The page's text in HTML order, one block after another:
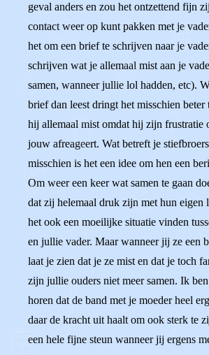
geval anders en zou het ontzettend fijn
contact weer op kunt pakken met je
het om een brief te schrijven naar je
schrijven wat je allemaal mist aan je
samen, wanneer jullie lol hadden, etc).
brief dan leest dringt het misschien
hij allemaal mist omdat hij zijn frustratie
jouw afreageert. Wat betreft je
misschien is het een idee om hen een
Om weer een keer wat samen te gaan
dat zij helemaal druk zijn met hun eigen
het ook een moeilijke situatie vinden
en jullie vader. Maar wanneer jij ze een
laat je zien dat je ze mist en dat je toch
zijn jullie ouders niet meer samen. Ik
horen dat de band met je moeder heel
daar de kracht uit haalt om ook sterk te
een hele fijne steun wanneer jij ergens